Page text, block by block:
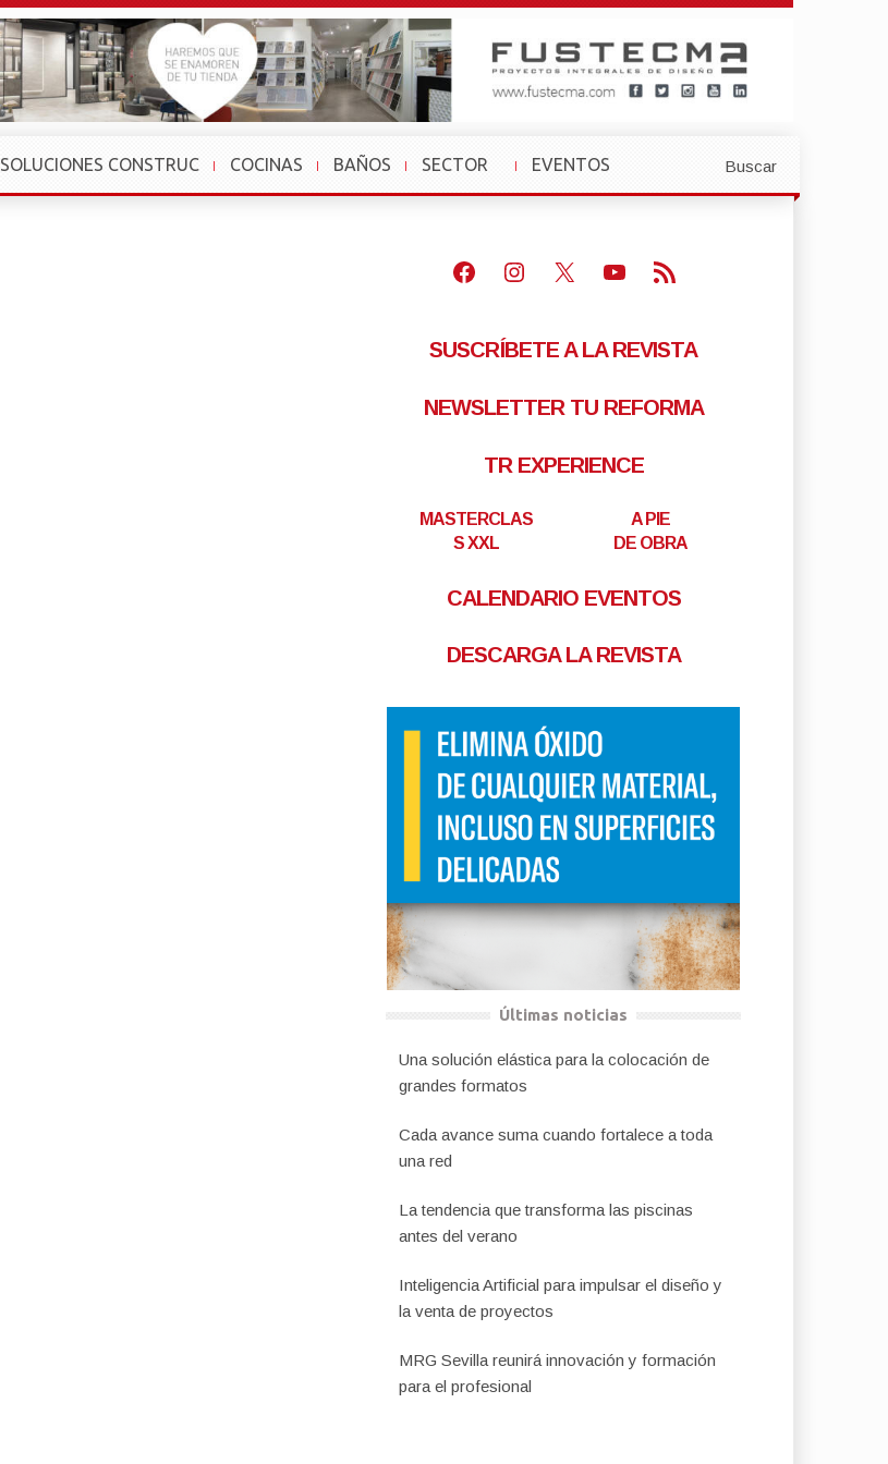
SOLUCIONES CONSTRUC COCINAS BAÑOS
SECTOR
»
EVENTOS
»
Buscar
Facebook
Instagram
X Youtube
Feed RSS
SUSCRÍBETE A LA REVISTA
NEWSLETTER TU REFORMA
TR EXPERIENCE
MASTERCLAS
S XXL
A PIE
DE OBRA
CALENDARIO EVENTOS
DESCARGA LA REVISTA
Últimas noticias
Una solución elástica para la colocación de
grandes formatos
Cada avance suma cuando fortalece a toda
una red
La tendencia que transforma las piscinas
antes del verano
Inteligencia Artificial para impulsar el diseño y
la venta de proyectos
MRG Sevilla reunirá innovación y formación
para el profesional